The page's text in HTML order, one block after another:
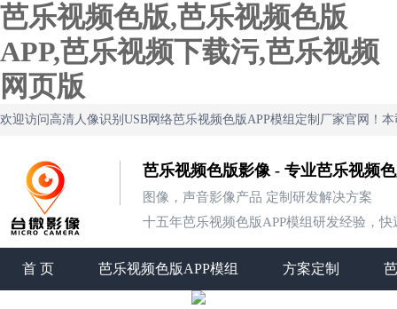
芭乐视频色版,芭乐视频色版
APP,芭乐视频下载污,芭乐视频
网页版
欢迎访问高清人像识别USB网络芭乐视频色版APP模组定制厂家官网！
芭乐视频色版影像 - 专业芭乐视频
图像，声音影像产品 定制研发解决方案
十五年芭乐视频色版APP模组研发经验，快速
首 页 芭乐视频色版APP模组 方案定制